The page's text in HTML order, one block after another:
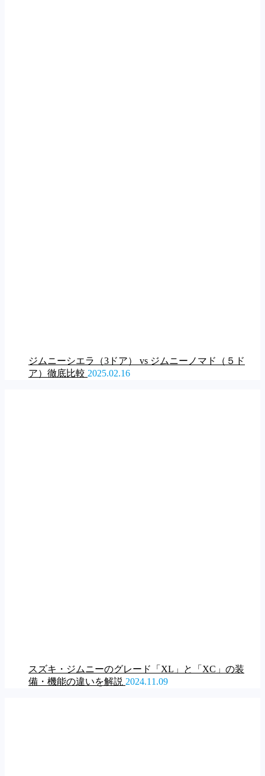
ジムニーシエラ（3ドア） vs ジムニーノマド（５ド
ア）徹底比較 2025.02.16
スズキ・ジムニーのグレード「XL」と「XC」の装
備・機能の違いを解説 2024.11.09